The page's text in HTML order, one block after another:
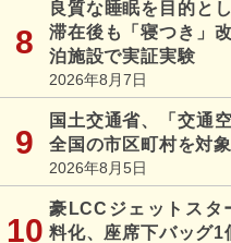
良質な睡眠を目的と
滞在後も「寝つき」
泊施設で実証実験
2026年8月7日
国土交通省、「交通
全国の市区町村を対
2026年8月5日
豪LCCジェットスタ
料化、座席下バッグ1